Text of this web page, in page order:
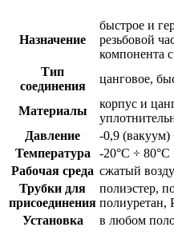
Назначение
быстрое и
резьбовой
компонента
Тип
соединения
цанговое,
Материалы
корпус и
Давление
-0,9 (вакуум)
Температура
-20°C ÷ 80°C
Рабочая среда сжатый
Трубки для
присоединения
полиэстер,
полиуретан,
Установка
в любом